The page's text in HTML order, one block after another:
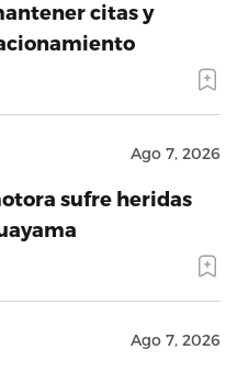
citas y
Ago 7, 2026
sufre heridas
Ago 7, 2026